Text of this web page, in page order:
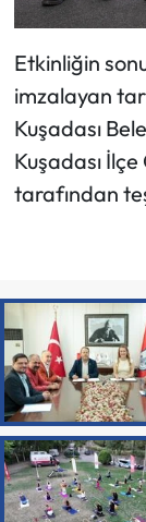
Etkinliğin
imzalayan
Kuşadası
Kuşadası
tarafından